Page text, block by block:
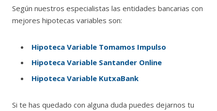
Según nuestros especialistas las entidades bancarias con
mejores hipotecas variables son:
Hipoteca Variable Tomamos Impulso
Hipoteca Variable Santander Online
Hipoteca Variable KutxaBank
Si te has quedado con alguna duda puedes dejarnos tu